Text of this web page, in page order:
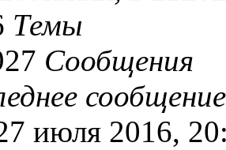
Темы
Сообщения
сообщение
июля 2016,